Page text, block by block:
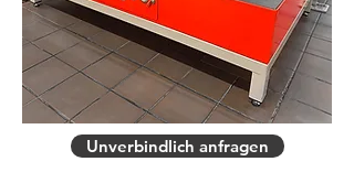
Unverbindlich anfragen